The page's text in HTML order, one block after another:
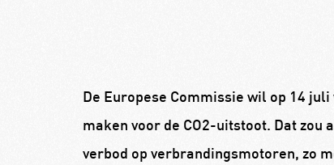
De Europese Commissie wil op 14
maken voor de CO2-uitstoot. Dat
verbod op verbrandingsmotoren, zo